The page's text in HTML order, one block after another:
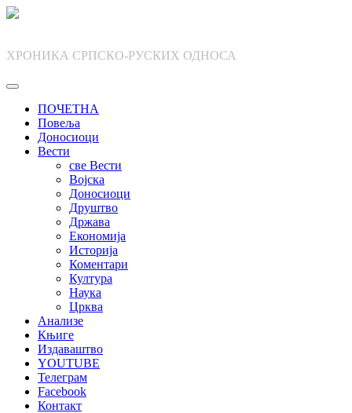
Skip
ХРОНИКА СРПСКО-РУСКИХ ОДНОСА
ПОЧЕТНА
Повеља
Доносиоци
Вести
све Вести
Војска
Доносиоци
Друштво
Држава
Економија
Историја
Коментари
Култура
Наука
Црква
Анализе
Књиге
Издаваштво
YOUTUBE
Телеграм
Facebook
Контакт